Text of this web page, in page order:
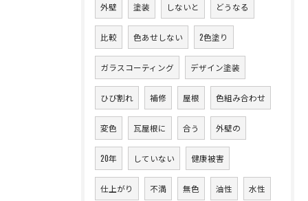
外壁 塗装 しないと どうなる
比較 色あせしない 2色塗り
ガラスコーティング デザイン塗装
ひび割れ 補修 屋根 色組み合わせ
変色 瓦屋根に 合う 外壁の
20年 していない 健康被害
仕上がり 不満 無色 油性 水性